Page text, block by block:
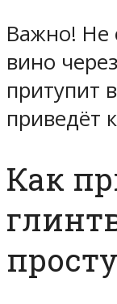
Важно! Не
вино
притупит
приведёт
Как